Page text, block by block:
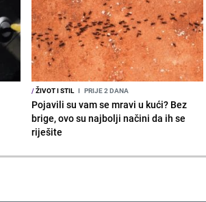
/ŽIVOT I STIL I PRIJE 2 DANA
Pojavili su vam se mravi u kući? Bez
brige, ovo su najbolji načini da ih se
riješite